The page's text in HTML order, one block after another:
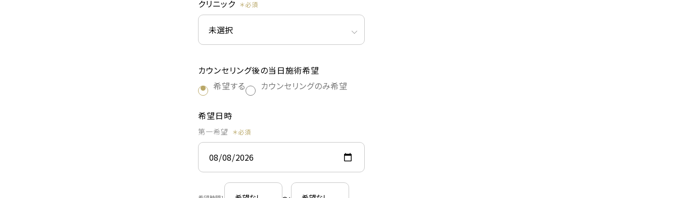
クリニック
カウンセリング後の当日施術希望
希望する
カウンセリングのみ希望
希望日時
第一希望